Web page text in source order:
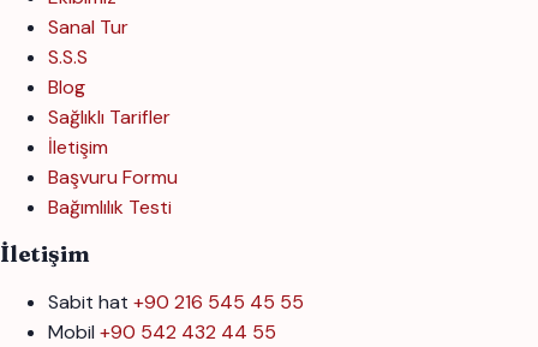
Sanal Tur
S.S.S
Blog
Sağlıklı Tarifler
İletişim
Başvuru Formu
Bağımlılık Testi
İletişim
Sabit hat +90 216 545 45 55
Mobil +90 542 432 44 55